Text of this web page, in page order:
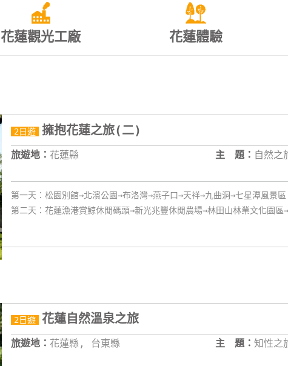
花蓮觀光工廠 花蓮體驗
2日遊 擁抱花蓮之旅(二)
旅遊地： 花蓮縣 主 題： 自然
第一天：松園別館→北濱公園→布洛灣→燕子口→天祥→九曲洞→七星潭風景區
第二天：花蓮漁港賞鯨休閒碼頭→新光兆豐休閒農場→林田山林業文化園區
2日遊 花蓮自然溫泉之旅
旅遊地： 花蓮縣, 台東縣 主 題： 知性